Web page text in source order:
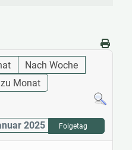
Nach Woche
zu Monat
2025 Folgetag